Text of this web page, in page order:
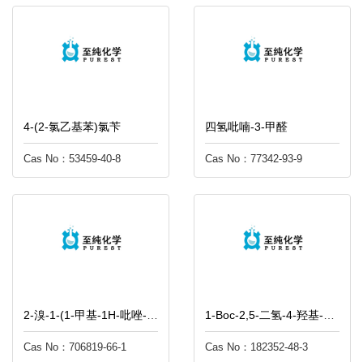
4-(2-氯乙基苯)氯苄
Cas No：53459-40-8
四氢吡喃-3-甲醛
Cas No：77342-93-9
2-溴-1-(1-甲基-1H-吡唑-4-基)乙酮
Cas No：706819-66-1
1-Boc-2,5-二氢-4-羟基-2-氧代-1H-吡咯
Cas No：182352-48-3